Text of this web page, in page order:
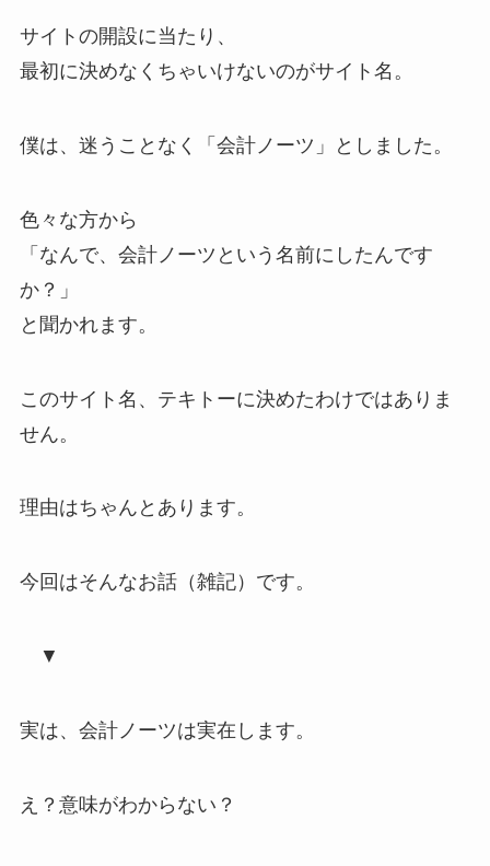
サイトの開設に当たり、
最初に決めなくちゃいけないのがサイト名。
僕は、迷うことなく「会計ノーツ」としました。
色々な方から
「なんで、会計ノーツという名前にしたんです
か？」
と聞かれます。
このサイト名、テキトーに決めたわけではありま
せん。
理由はちゃんとあります。
今回はそんなお話（雑記）です。
▼
実は、会計ノーツは実在します。
え？意味がわからない？